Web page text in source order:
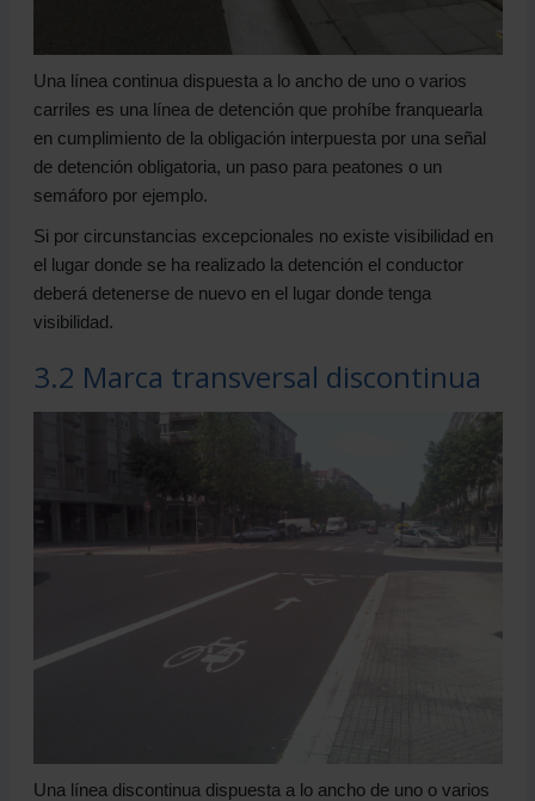
Una línea continua dispuesta a lo ancho de uno o varios
carriles es una línea de detención que prohíbe franquearla
en cumplimiento de la obligación interpuesta por una señal
de detención obligatoria, un paso para peatones o un
semáforo por ejemplo.
Si por circunstancias excepcionales no existe visibilidad en
el lugar donde se ha realizado la detención el conductor
deberá detenerse de nuevo en el lugar donde tenga
visibilidad.
3.2 Marca transversal discontinua
Una línea discontinua dispuesta a lo ancho de uno o varios